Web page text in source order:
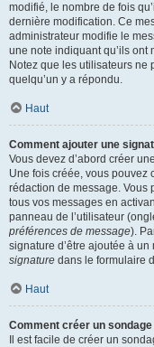
modifié, le nombre de fois
dernière modification. Ce
administrateur modifie le
une note indiquant qu’ils
Notez que les utilisateurs ne
quelqu’un y a répondu.
Haut
Comment ajouter une
Vous devez d’abord créer
Une fois créée, vous pouvez
rédaction de message. Vous
tous vos messages en
panneau de l’utilisateur
préférences de message).
signature d’être ajoutée à
signature dans le formulaire
Haut
Comment créer un sondage
Il est facile de créer un